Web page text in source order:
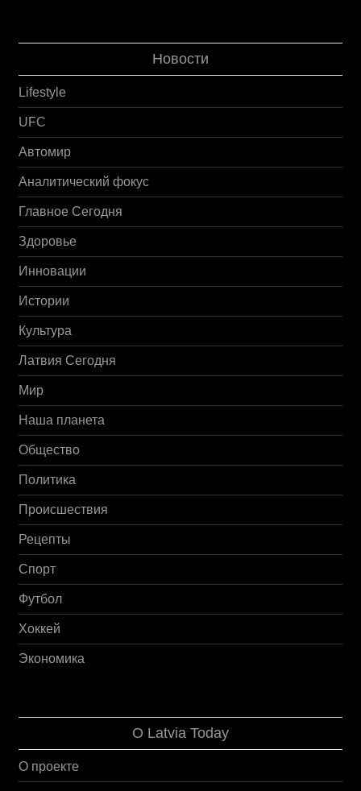
Новости
Lifestyle
UFC
Автомир
Аналитический фокус
Главное Сегодня
Здоровье
Инновации
Истории
Культура
Латвия Сегодня
Мир
Наша планета
Общество
Политика
Происшествия
Рецепты
Спорт
Футбол
Хоккей
Экономика
О Latvia Today
О проекте